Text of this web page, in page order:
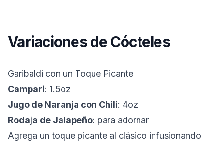
Variaciones de Cócteles
Garibaldi con un Toque Picante
Campari: 1.5oz
Jugo de Naranja con Chili: 4oz
Rodaja de Jalapeño: para adornar
Agrega un toque picante al clásico infusionando